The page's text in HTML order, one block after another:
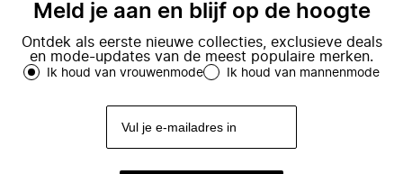
Meld je aan en blijf op de hoogte
Ontdek als eerste nieuwe collecties, exclusieve deals
en mode-updates van de meest populaire merken.
Ik houd van vrouwenmode Ik houd van mannenmode